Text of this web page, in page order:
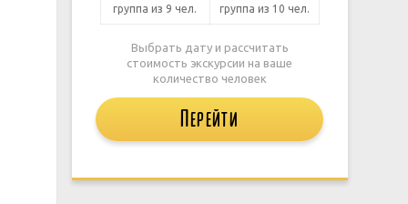
группа из 9 чел. группа из 10 чел.
Выбрать дату и рассчитать
стоимость экскурсии на ваше
количество человек
Перейти